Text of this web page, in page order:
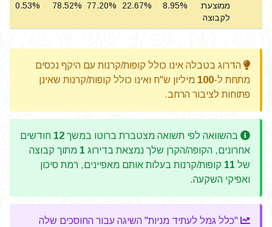
ממוצעת
לקבוצה
8.95%
22.67%
77.20%
78.52%
0.53%
הדרוג בטבלה אינו כולל קופות/קרנות עם היקף נכסים
מתחת ל-100 מיליון ש"ח ואינו כולל קופות/קרנות שאינן
פתוחות לציבור הרחב.
בהשוואה לפי תשואה מצטברת ברוטו במשך 12 חודשים
אחרונים, הקופה/הקרן שלך נמצאת בדירוג 1 מתוך קבוצה
של 11 קופות/קרנות בעלות אותם מאפיינים, רמת סיכון
ואפיקי השקעה.
"כלל גמל לעתיד מניות" השיגה עבור החוסכים שלה